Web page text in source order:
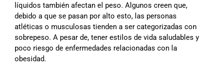
líquidos también afectan el peso. Algunos creen que,
debido a que se pasan por alto esto, las personas
atléticas o musculosas tienden a ser categorizadas con
sobrepeso. A pesar de, tener estilos de vida saludables y
poco riesgo de enfermedades relacionadas con la
obesidad.